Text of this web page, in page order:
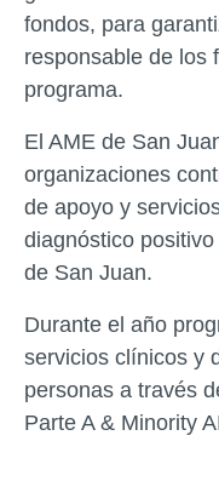
fondos, para
responsable de los
programa.
El AME de San
organizaciones
de apoyo y
diagnóstico
de San Juan.
Durante el año
servicios clínicos y
personas a través
Parte A & Minority